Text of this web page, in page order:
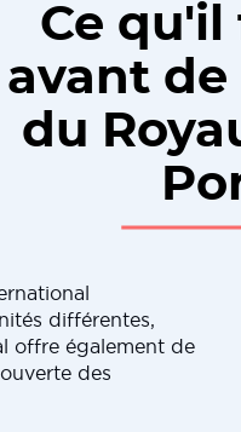
Ce qu'il
avant
du
différentes,
offre également de
des